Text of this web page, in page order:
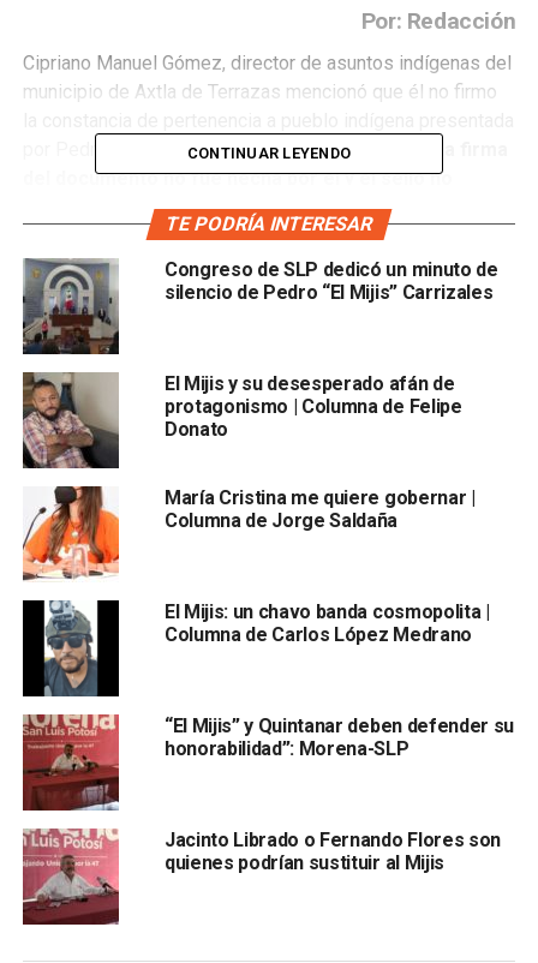
Por: Redacción
Cipriano Manuel Gómez, director de asuntos indígenas del
municipio de Axtla de Terrazas mencionó que él no firmo
por Pedro Carrizales “El Mijis”, pues asegura que
del documento no fue hecha por él y el sello no
corresponde a la dirección de Asuntos Indígenas.
“Nosotros no hemos tenido ese oficio en la fecha que
marcan (el martes 06 de abril), ninguna persona vino a
pedir ese oficio, por eso hora si que no tenemos otra cosa
más qué decir… Han falsificado tanto nuestra firma como
nuestro sello”.
Además,la dirección de Asuntos Indígenas remarcó
que el documento que presentó “El Mijis” en el cual
acredita su pertenencia a la comunidad indígena de
Axtla de Terrazas es falsa
y en ese municipio no hay comunidad Tének, a dónde
afirmó Mijis pertenecer el morenista, sino que ahí hay
indígenas de la comunidad Náhuatl y en esa comunidad no
hay ninguna descendencia registrada con los apellidos
Carrizales Becerra.
Finalmente, la alcaldesa del municipio, Guadalupe Martínez
CONTINUAR LEYENDO
TE PODRÍA INTERESAR
Congreso de SLP dedicó un minuto de
silencio de Pedro “El Mijis” Carrizales
El Mijis y su desesperado afán de
protagonismo | Columna de Felipe
Donato
María Cristina me quiere gobernar |
Columna de Jorge Saldaña
El Mijis: un chavo banda cosmopolita |
Columna de Carlos López Medrano
“El Mijis” y Quintanar deben defender su
honorabilidad”: Morena-SLP
Jacinto Librado o Fernando Flores son
quienes podrían sustituir al Mijis